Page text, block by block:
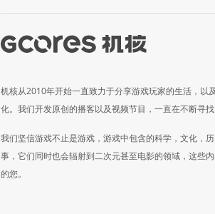
机核从2010年开始一直致力于分享游戏玩家的生活，以
化。我们开发原创的播客以及视频节目，一直在不断寻找
我们坚信游戏不止是游戏，游戏中包含的科学，文化，
事，它们同时也会辐射到二次元甚至电影的领域，这些
的您。